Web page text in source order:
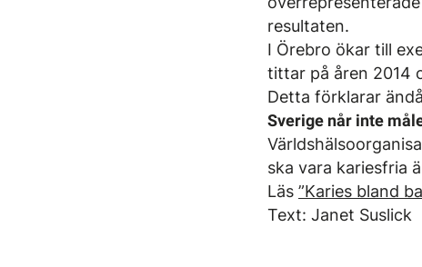
resultaten.
I Örebro ökar till
tittar på åren 2014
Detta förklarar
Sverige når inte
ska vara kariesfria
Läs ”Karies bland
Text: Janet Suslick